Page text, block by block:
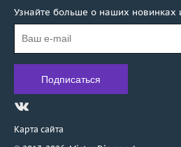
Узнайте больше о наших новинках
Карта сайта